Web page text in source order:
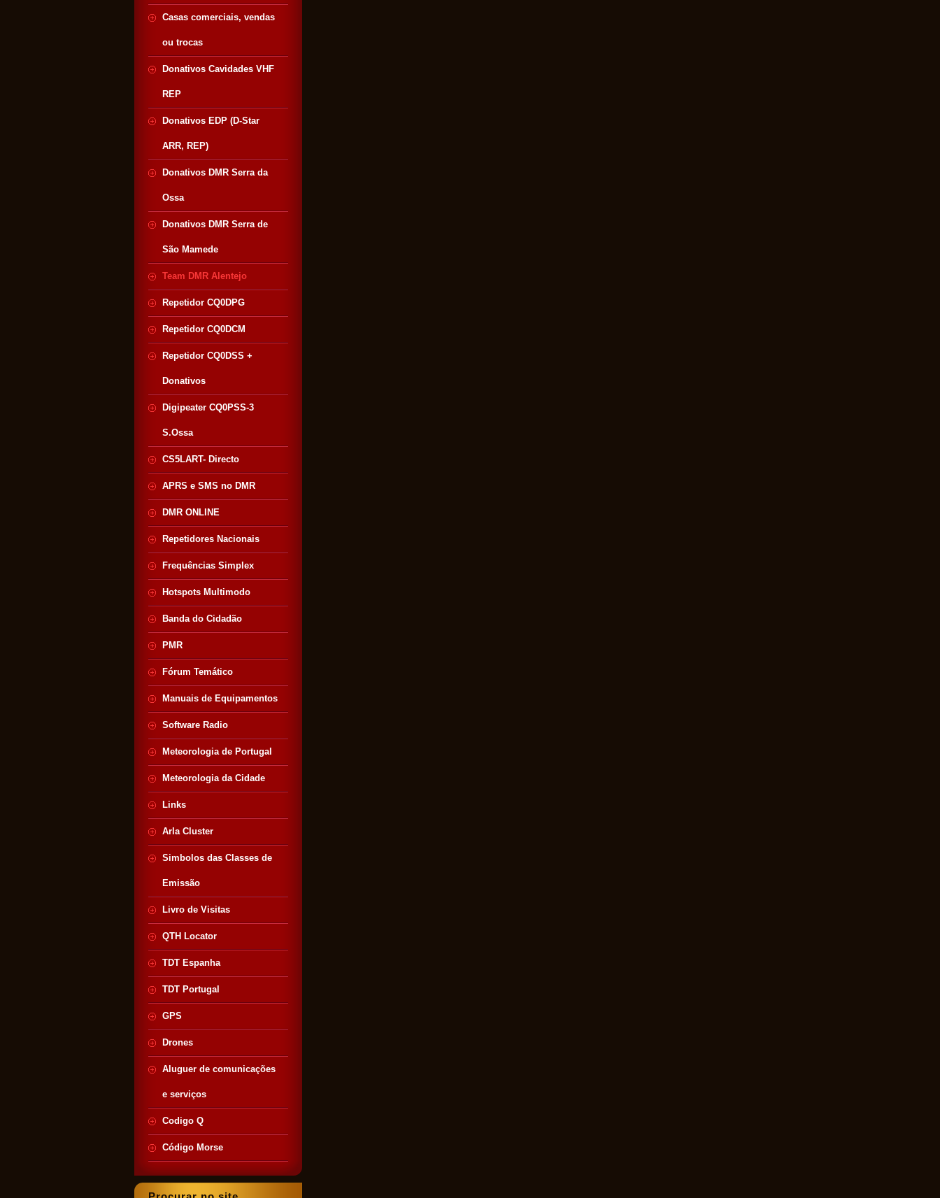
Casas comerciais, vendas
ou trocas
Donativos Cavidades VHF
REP
Donativos EDP (D-Star
ARR, REP)
Donativos DMR Serra da
Ossa
Donativos DMR Serra de
São Mamede
Team DMR Alentejo
Repetidor CQ0DPG
Repetidor CQ0DCM
Repetidor CQ0DSS +
Donativos
Digipeater CQ0PSS-3
S.Ossa
CS5LART- Directo
APRS e SMS no DMR
DMR ONLINE
Repetidores Nacionais
Frequências Simplex
Hotspots Multimodo
Banda do Cidadão
PMR
Fórum Temático
Manuais de Equipamentos
Software Radio
Meteorologia de Portugal
Meteorologia da Cidade
Links
Arla Cluster
Simbolos das Classes de
Emissão
Livro de Visitas
QTH Locator
TDT Espanha
TDT Portugal
GPS
Drones
Aluguer de comunicações
e serviços
Codigo Q
Código Morse